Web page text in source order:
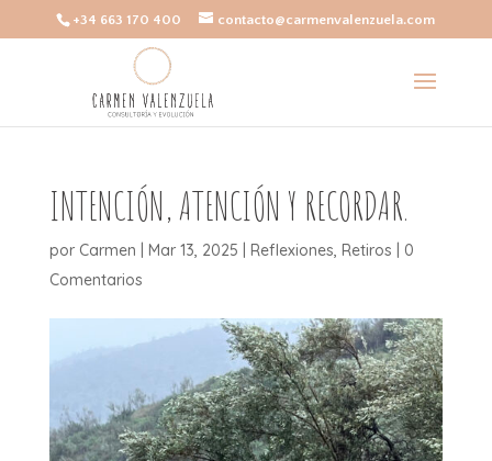
+34 663 170 400 contacto@carmenvalenzuela.com
INTENCIÓN, ATENCIÓN Y RECORDAR.
por Carmen Mar 13, 2025 Reflexiones, Retiros
0
Comentarios